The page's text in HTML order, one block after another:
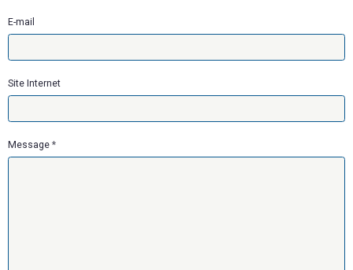
E-mail
Site Internet
Message